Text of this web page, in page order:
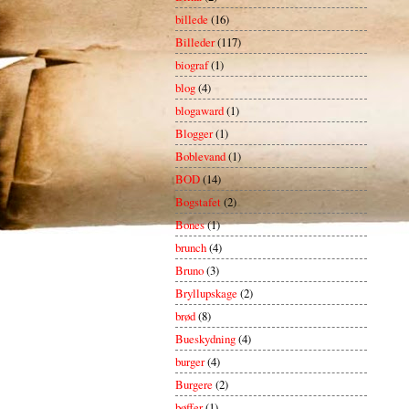
billede (16)
Billeder(117)
biograf(1)
blog(4)
blogaward(1)
Blogger(1)
Boblevand(1)
BOD(14)
Bogstafet(2)
Bones(1)
brunch(4)
Bruno(3)
Bryllupskage(2)
brød(8)
Bueskydning(4)
burger(4)
Burgere(2)